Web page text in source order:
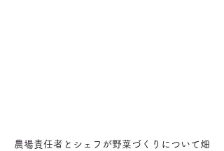
農場責任者とシェフが野菜づくりについて畑